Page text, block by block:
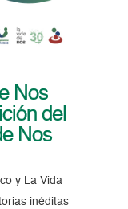
Nos
del
Nos
y La Vida
inéditas